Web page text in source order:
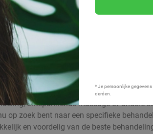
* Je persoonlijke
derden.
ontspannende massage of
op zoek bent naar een specifieke
en voordelig van de beste